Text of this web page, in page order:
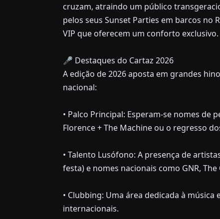
cruzam, atraindo um público
pelos seus Sunset Parties em barcos no
VIP que oferecem um conforto exclusivo.
🎤 Destaques do Cartaz 2026
A edição de 2026 aposta em grandes
nacional:
• Palco Principal: Esperam-se nomes de
Florence + The Machine ou o regresso
• Talento Lusófono: A presença de
festa) e nomes nacionais como GNR,
• Clubbing: Uma área dedicada à
internacionais.